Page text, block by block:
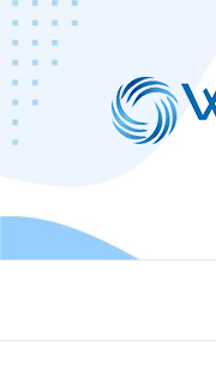
Pular
para
conteúdo